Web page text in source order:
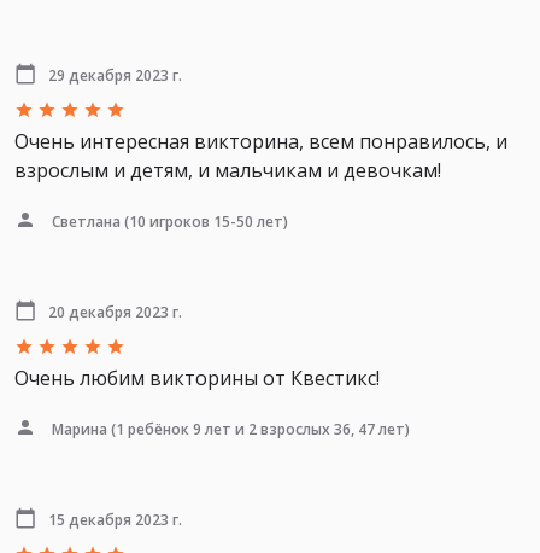
29 декабря 2023 г.
Очень интересная викторина, всем понравилось, и
взрослым и детям, и мальчикам и девочкам!
Светлана (10 игроков 15-50 лет)
20 декабря 2023 г.
Очень любим викторины от Квестикс!
Марина (1 ребёнок 9 лет и 2 взрослых 36, 47 лет)
15 декабря 2023 г.